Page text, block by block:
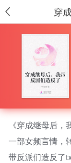
《穿成继母后
一部女频言情，
带反派们造反了